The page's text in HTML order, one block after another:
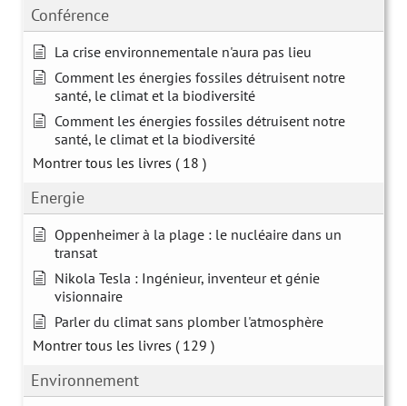
Conférence
La crise environnementale n'aura pas lieu
Comment les énergies fossiles détruisent notre
santé, le climat et la biodiversité
Comment les énergies fossiles détruisent notre
santé, le climat et la biodiversité
Montrer tous les livres ( 18 )
Energie
Oppenheimer à la plage : le nucléaire dans un
transat
Nikola Tesla : Ingénieur, inventeur et génie
visionnaire
Parler du climat sans plomber l'atmosphère
Montrer tous les livres ( 129 )
Environnement